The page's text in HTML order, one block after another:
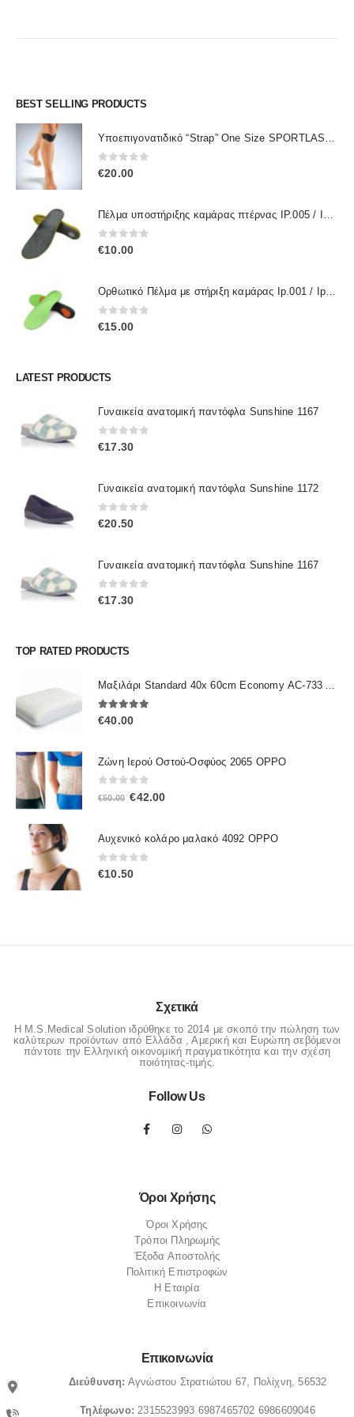
BEST SELLING PRODUCTS
Υποεπιγονατιδικό “Strap” One Size SPORTLASTIC 80300 OrthoLand
0out of 5
€20.00
Πέλμα υποστήριξης καμάρας πτέρνας IP.005 / IPinsoles
0out of 5
€10.00
Ορθωτικό Πέλμα με στήριξη καμάρας Ip.001 / IpInsoles
0out of 5
€15.00
LATEST PRODUCTS
Γυναικεία ανατομική παντόφλα Sunshine 1167
0out of 5
€17.30
Γυναικεία ανατομική παντόφλα Sunshine 1172
0out of 5
€20.50
Γυναικεία ανατομική παντόφλα Sunshine 1167
0out of 5
€17.30
TOP RATED PRODUCTS
Μαξιλάρι Standard 40x 60cm Economy ΑC-733 ALFACARE
5.00out of 5
€40.00
Ζώνη Ιερού Οστού-Οσφύος 2065 OPPO
out of 5
€50.00 Original
€50.00.
€42.00Η
είναι:
Αυχενικό κολάρο μαλακό 4092 OPPO
0out of 5
€10.50
Σχετικά
Η M.S.Medical Solution ιδρύθηκε το 2014 με σκοπό την πώληση των
καλύτερων προϊόντων από Ελλάδα , Αμερική και Ευρώπη σεβόμενοι
πάντοτε την Ελληνική οικονομική πραγματικότητα και την σχέση
ποιότητας-τιμής.
Follow Us
Όροι Χρήσης
Όροι Χρήσης
Τρόποι Πληρωμής
Έξοδα Αποστολής
Πολιτική Επιστροφών
Η Εταιρία
Επικοινωνία
Επικοινωνία
Διεύθυνση: Αγνώστου Στρατιώτου 67, Πολίχνη, 56532
Τηλέφωνο:2315523993 6987465702 6986609046